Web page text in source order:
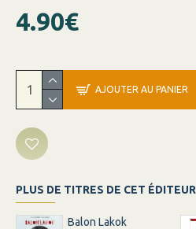
4.90€
AJOUTER AU PANIER
PLUS DE TITRES DE CET ÉDITEUR
Balon Lakok